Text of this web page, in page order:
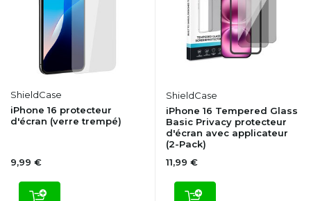
ShieldCase
iPhone 16 protecteur
d'écran (verre trempé)
9,99 €
ShieldCase
iPhone 16 Tempered Glass
Basic Privacy protecteur
d'écran avec applicateur
(2-Pack)
11,99 €